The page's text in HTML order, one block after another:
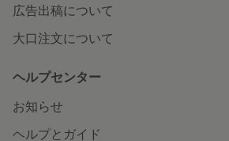
広告出稿について
大口注文について
ヘルプセンター
お知らせ
ヘルプとガイド